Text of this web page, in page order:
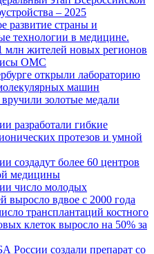
– 2025
развитие страны и
технологии в медицине.
жителей новых регионов
ОМС
открыли лабораторию
машин
золотые медали
разработали гибкие
протезов и умной
создадут более 60 центров
медицины
число молодых
выросло вдвое с 2000 года
трансплантаций костного
клеток выросло на 50% за
создали препарат со